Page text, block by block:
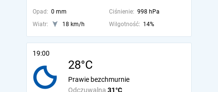
Opad: 0 mm Ciśnienie: 998 hPa
Wiatr:
18 km/h Wilgotność: 14%
19:00
28°C
Odczuwalna 31°C
Prawie bezchmurnie